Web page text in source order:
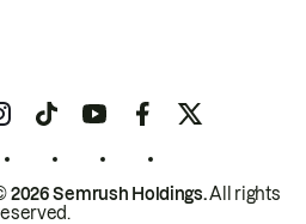
2026 Semrush Holdings.All rights